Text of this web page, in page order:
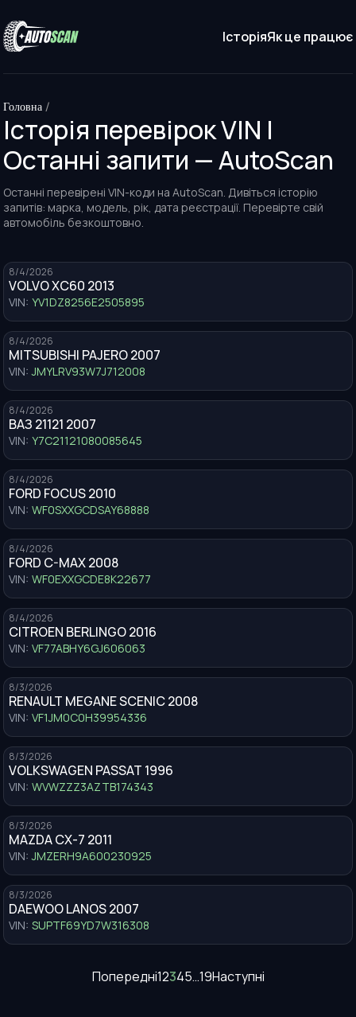
ІсторіяЯк це працює
Головна /
Історія перевірок VIN |
Останні запити — AutoScan
Останні перевірені VIN-коди на AutoScan. Дивіться історію
запитів: марка, модель, рік, дата реєстрації. Перевірте свій
автомобіль безкоштовно.
8/4/2026
VOLVO XC60 2013
VIN: YV1DZ8256E2505895
8/4/2026
MITSUBISHI PAJERO 2007
VIN: JMYLRV93W7J712008
8/4/2026
ВАЗ 21121 2007
VIN: Y7C21121080085645
8/4/2026
FORD FOCUS 2010
VIN: WF0SXXGCDSAY68888
8/4/2026
FORD C-MAX 2008
VIN: WF0EXXGCDE8K22677
8/4/2026
CITROEN BERLINGO 2016
VIN: VF77ABHY6GJ606063
8/3/2026
RENAULT MEGANE SCENIC 2008
VIN: VF1JM0C0H39954336
8/3/2026
VOLKSWAGEN PASSAT 1996
VIN: WVWZZZ3AZTB174343
8/3/2026
MAZDA CX-7 2011
VIN: JMZERH9A600230925
8/3/2026
DAEWOO LANOS 2007
VIN: SUPTF69YD7W316308
Попередні12345…19Наступні